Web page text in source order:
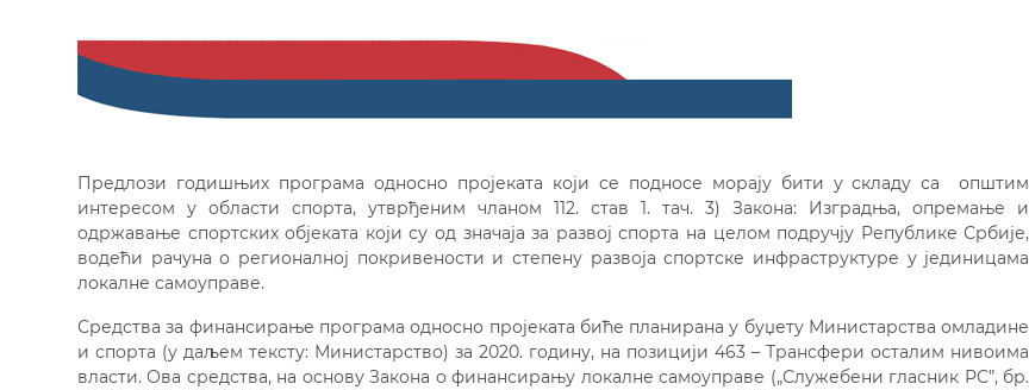
Предлози годишњих програма односно пројеката који се подносе морају бити у складу са општим
интересом у области спорта, утврђеним чланом 112. став 1. тач. 3) Закона: Изградња, опремање и
одржавање спортских објеката који су од значаја за развој спорта на целом подручју Републике Србије,
водећи рачуна о регионалној покривености и степену развоја спортске инфраструктуре у јединицама
локалне самоуправе.
Средства за финансирање програма односно пројеката биће планирана у буџету Министарства омладине
и спорта (у даљем тексту: Министарство) за 2020. годину, на позицији 463 – Трансфери осталим нивоима
власти. Ова средства, на основу Закона о финансирању локалне самоуправе („Служебени гласник РС”, бр.